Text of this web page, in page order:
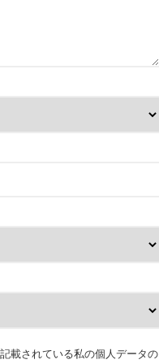
載されている私の個人データの